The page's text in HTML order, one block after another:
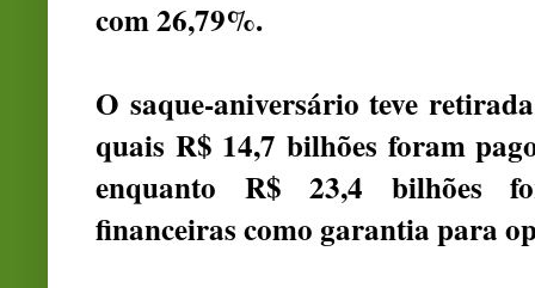
com 26,79%.
O saque-aniversário teve
quais R$ 14,7 bilhões foram
enquanto R$ 23,4 bilhões
financeiras como garantia para